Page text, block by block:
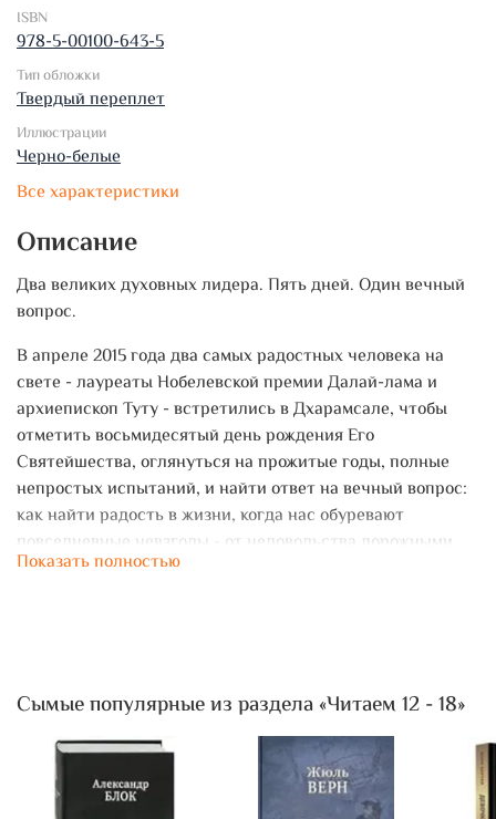
ISBN
978-5-00100-643-5
Тип обложки
Твердый переплет
Иллюстрации
Черно-белые
Все характеристики
Описание
Два великих духовных лидера. Пять дней. Один вечный
вопрос.
В апреле 2015 года два самых радостных человека на
свете - лауреаты Нобелевской премии Далай-лама и
архиепископ Туту - встретились в Дхарамсале, чтобы
отметить восьмидесятый день рождения Его
Святейшества, оглянуться на прожитые годы, полные
непростых испытаний, и найти ответ на вечный вопрос:
как найти радость в жизни, когда нас обуревают
повседневные невзгоды - от недовольства дорожными
пробками до страха, что мы не сможем обеспечить
Диалоги велись в течение недели. Духовные мастера
обсуждали препятствия, которые мешают нам
радоваться жизни, подробно проговаривали негативные
эмоции, их воздействие на человека и главное - ответ на
Показать полностью
Сымые популярные из раздела «Читаем 12 - 18»